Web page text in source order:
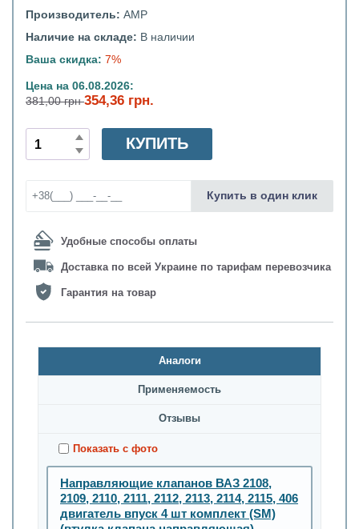
Производитель: AMP
Наличие на складе: В наличии
Ваша скидка: 7%
Цена на 06.08.2026:
381,00 грн354,36 грн.
Удобные способы оплаты
Доставка по всей Украине по тарифам перевозчика
Гарантия на товар
КУПИТЬ
Купить в один клик
Аналоги
Применяемость
Oтзывы
Показать с фото
Направляющие клапанов ВАЗ 2108,
2109, 2110, 2111, 2112, 2113, 2114, 2115, 406
двигатель впуск 4 шт комплект (SM)